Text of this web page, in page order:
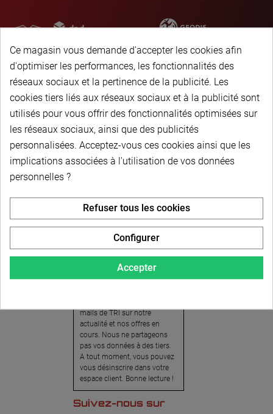
Newsletter
Pour recevoir notre
newsletter, nous vous
invitons à créer votre espace
client (cliquez sur « Compte »
en haut à droite de la page) et
cliquer sur « oui » pour vous
mails de TRI sur notre
actualité et nos offres en
cours. Nous ne partageons
pas vos données à des tiers.
A tout moment, vous pouvez
vous désinscrire dans votre
espace client. Bonne lecture !
Suivez-nous sur
Ce magasin vous demande d'accepter les cookies afin
d'optimiser les performances, les fonctionnalités des
réseaux sociaux et la pertinence de la publicité. Les
cookies tiers liés aux réseaux sociaux et à la publicité sont
utilisés pour vous offrir des fonctionnalités optimisées sur
les réseaux sociaux, ainsi que des publicités
personnalisées. Acceptez-vous ces cookies ainsi que les
implications associées à l'utilisation de vos données
personnelles ?
Accepter
Refuser tous les cookies
Configurer